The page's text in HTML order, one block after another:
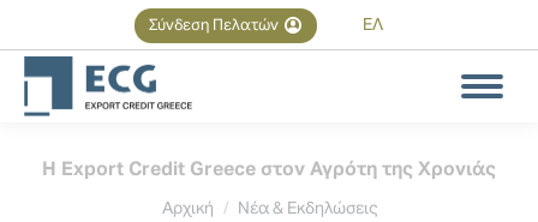
Σύνδεση Πελατών ΕΛ
Η Export Credit Greece στον Αγρότη της Χρονιάς
You are here:
Αρχική Νέα & Εκδηλώσεις